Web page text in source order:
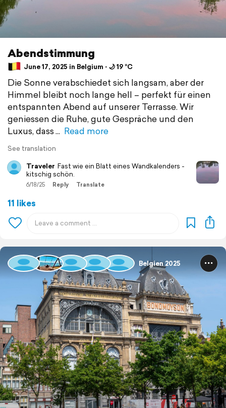
Abendstimmung
June 17, 2025 in Belgium ⋅ 🌙 19 °C
Die Sonne verabschiedet sich langsam, aber der
Himmel bleibt noch lange hell – perfekt für einen
entspannten Abend auf unserer Terrasse. Wir
geniessen die Ruhe, gute Gespräche und den
Luxus, dass
Read more
See translation
Traveler Fast wie ein Blatt eines Wandkalenders -
kitschig schön.
6/18/25 Reply Translate
11 likes
Belgien 2025